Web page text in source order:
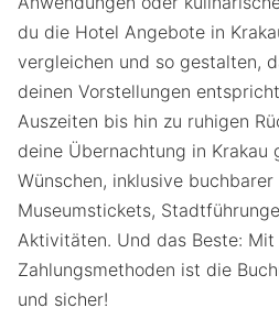
du die Hotel Angebote in
vergleichen und so gestalten,
deinen Vorstellungen
Auszeiten bis hin zu ruhigen
deine Übernachtung in Krakau
Wünschen, inklusive
Museumstickets,
Aktivitäten. Und das Beste:
Zahlungsmethoden ist die
und sicher!